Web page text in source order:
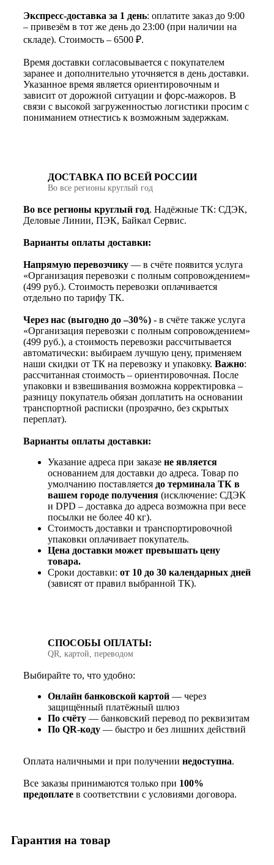
Экспресс-доставка за 1 день: оплатите заказ до 9:00
– привезём в тот же день до 23:00 (при наличии на
складе). Стоимость – 6500 ₽.
Время доставки согласовывается с покупателем
заранее и дополнительно уточняется в день доставки.
Указанное время является ориентировочным и
зависит от дорожной ситуации и форс-мажоров. В
связи с высокой загруженностью логистики просим с
пониманием отнестись к возможным задержкам.
ДОСТАВКА ПО ВСЕЙ РОССИИ
Во все регионы круглый год
Во все регионы круглый год. Надёжные ТК: СДЭК,
Деловые Линии, ПЭК, Байкал Сервис.
Варианты оплаты доставки:
Напрямую перевозчику — в счёте появится услуга
«Организация перевозки с полным сопровождением»
(499 руб.). Стоимость перевозки оплачивается
отдельно по тарифу ТК.
Через нас (выгодно до –30%) - в счёте также услуга
«Организация перевозки с полным сопровождением»
(499 руб.), а стоимость перевозки рассчитывается
автоматически: выбираем лучшую цену, применяем
наши скидки от ТК на перевозку и упаковку. Важно:
рассчитанная стоимость – ориентировочная. После
упаковки и взвешивания возможна корректировка –
разницу покупатель обязан доплатить на основании
транспортной расписки (прозрачно, без скрытых
переплат).
Варианты оплаты доставки:
Указание адреса при заказе не является
основанием для доставки до адреса. Товар по
умолчанию поставляется до терминала ТК в
вашем городе получения (исключение: СДЭК
и DPD – доставка до адреса возможна при весе
посылки не более 40 кг).
Стоимость доставки и транспортировочной
упаковки оплачивает покупатель.
Цена доставки может превышать цену
товара.
Сроки доставки: от 10 до 30 календарных дней
(зависят от правил выбранной ТК).
СПОСОБЫ ОПЛАТЫ:
QR, картой, переводом
Выбирайте то, что удобно:
Онлайн банковской картой — через
защищённый платёжный шлюз
По счёту — банковский перевод по реквизитам
По QR‑коду — быстро и без лишних действий
Оплата наличными и при получении недоступна.
Все заказы принимаются только при 100%
предоплате в соответствии с условиями договора.
Гарантия на товар